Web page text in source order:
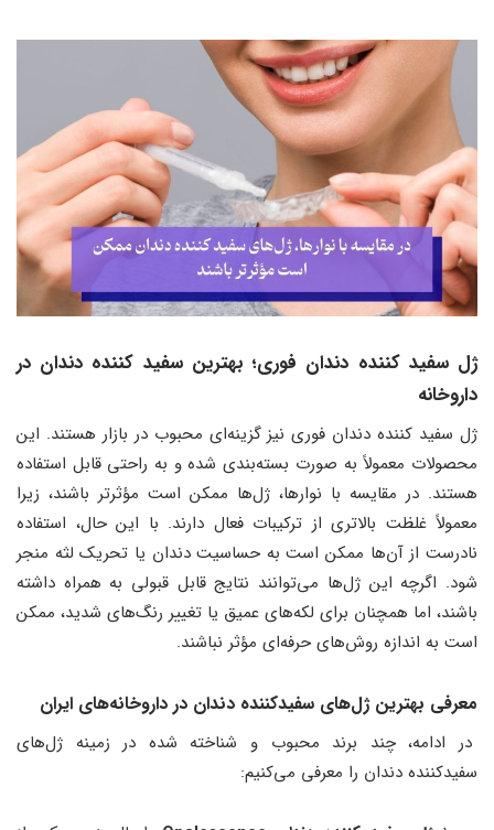
ژل سفید کننده دندان فوری؛ بهترین سفید کننده دندان در
داروخانه
ژل سفید کننده دندان فوری نیز گزینه‌ای محبوب در بازار هستند. این
محصولات معمولاً به صورت بسته‌بندی شده و به راحتی قابل استفاده
هستند. در مقایسه با نوارها، ژل‌ها ممکن است مؤثرتر باشند، زیرا
معمولاً غلظت بالاتری از ترکیبات فعال دارند. با این حال، استفاده
نادرست از آن‌ها ممکن است به حساسیت دندان یا تحریک لثه منجر
شود. اگرچه این ژل‌ها می‌توانند نتایج قابل قبولی به همراه داشته
باشند، اما همچنان برای لکه‌های عمیق یا تغییر رنگ‌های شدید، ممکن
است به اندازه روش‌های حرفه‌ای مؤثر نباشند.
معرفی بهترین ژل‌های سفیدکننده دندان در داروخانه‌های ایران
در ادامه، چند برند محبوب و شناخته شده در زمینه ژل‌های
سفیدکننده دندان را معرفی می‌کنیم: